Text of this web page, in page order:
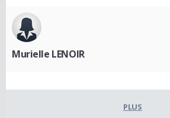
Murielle LENOIR
PLUS